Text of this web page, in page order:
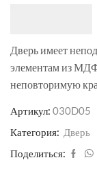
Дверь имеет
элементам из
неповторимую
Артикул: 030D05
Категория: Дверь
Поделиться: